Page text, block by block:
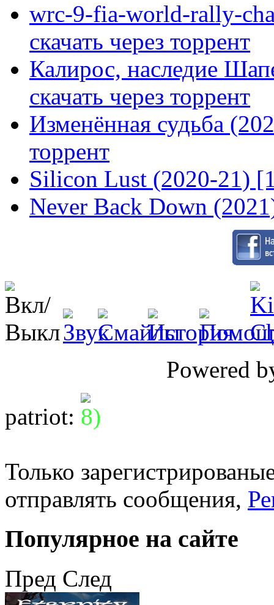
wrc-9-fia-world-rally-
скачать через торрент
Калирос, наследие
скачать через торрент
Изменённая судьба
торрент
Silicon Lust (2020-21)
Never Back Down
Powered
patriot:
Только
отправлять сообщения,
Популярное на сайте
Пред След